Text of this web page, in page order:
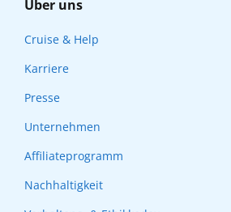
Über uns
Cruise & Help
Karriere
Presse
Unternehmen
Affiliateprogramm
Nachhaltigkeit